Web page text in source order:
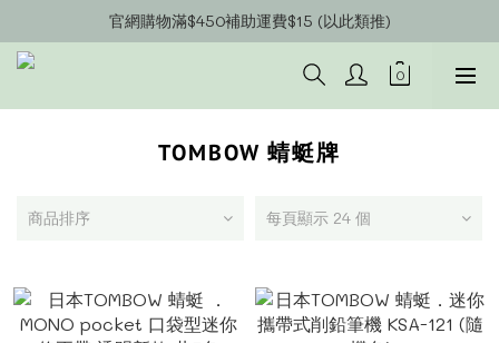
官網會員募集中~立即註冊即可獲得購物金$20!!!
官網購物滿$450補助運費$15 (以此類推)
官網購物超商郵寄滿$1200/宅配到府滿$1600免運費!!
官網會員募集中~立即註冊即可獲得購物金$20!!!
TOMBOW 蜻蜓牌
商品排序 每頁顯示 24 個